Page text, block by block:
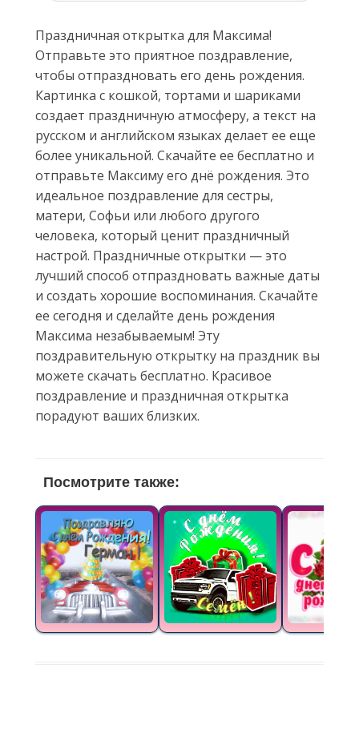
Праздничная открытка для Максима!
Отправьте это приятное поздравление,
чтобы отпраздновать его день рождения.
Картинка с кошкой, тортами и шариками
создает праздничную атмосферу, а текст на
русском и английском языках делает ее еще
более уникальной. Скачайте ее бесплатно и
отправьте Максиму его днё рождения. Это
идеальное поздравление для сестры,
матери, Софьи или любого другого
человека, который ценит праздничный
настрой. Праздничные открытки — это
лучший способ отпраздновать важные даты
и создать хорошие воспоминания. Скачайте
ее сегодня и сделайте день рождения
Максима незабываемым! Эту
поздравительную открытку на праздник вы
можете скачать бесплатно. Красивое
поздравление и праздничная открытка
порадуют ваших близких.
Посмотрите также: